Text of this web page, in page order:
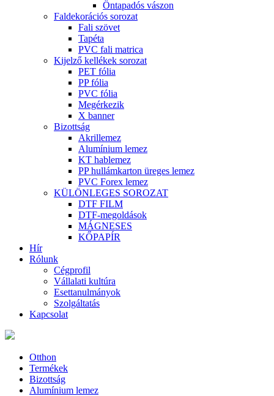
Öntapadós vászon
Faldekorációs sorozat
Fali szövet
Tapéta
PVC fali matrica
Kijelző kellékek sorozat
PET fólia
PP fólia
PVC fólia
Megérkezik
X banner
Bizottság
Akrillemez
Alumínium lemez
KT hablemez
PP hullámkarton üreges lemez
PVC Forex lemez
KÜLÖNLEGES SOROZAT
DTF FILM
DTF-megoldások
MÁGNESES
KŐPAPÍR
Hír
Rólunk
Cégprofil
Vállalati kultúra
Esettanulmányok
Szolgáltatás
Kapcsolat
Otthon
Termékek
Bizottság
Alumínium lemez